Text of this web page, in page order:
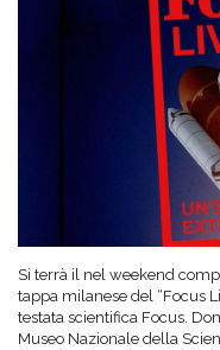
Si terrà il nel weekend
tappa milanese del “Focus
testata scientifica Focus.
Museo Nazionale della